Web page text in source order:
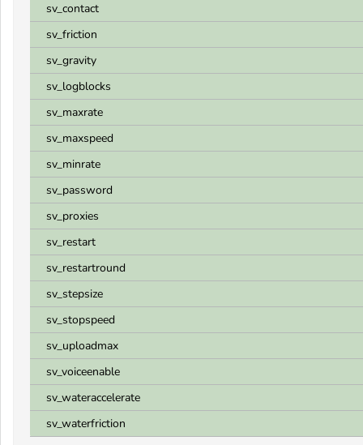
sv_contact
sv_friction
sv_gravity
sv_logblocks
sv_maxrate
sv_maxspeed
sv_minrate
sv_password
sv_proxies
sv_restart
sv_restartround
sv_stepsize
sv_stopspeed
sv_uploadmax
sv_voiceenable
sv_wateraccelerate
sv_waterfriction